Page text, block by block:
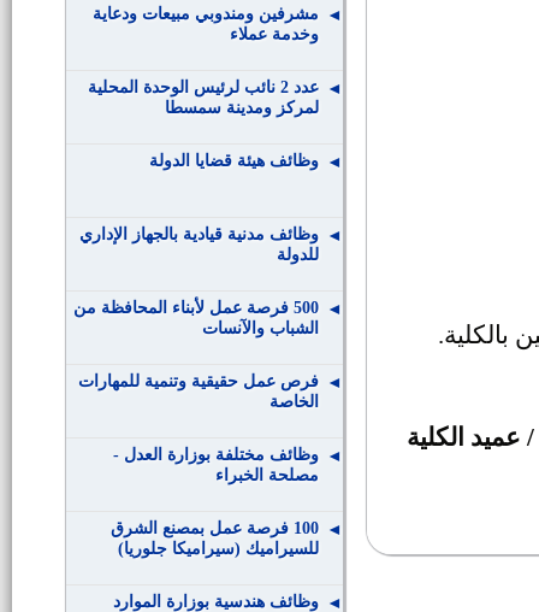
بالكلية.
عميد الكلية
مشرفين ومندوبي مبيعات ودعاية
وخدمة عملاء
عدد 2 نائب لرئيس الوحدة المحلية
لمركز ومدينة سمسطا
وظائف هيئة قضايا الدولة
وظائف مدنية قيادية بالجهاز الإداري
للدولة
500 فرصة عمل لأبناء المحافظة من
الشباب والآنسات
فرص عمل حقيقية وتنمية للمهارات
الخاصة
وظائف مختلفة بوزارة العدل -
مصلحة الخبراء
100 فرصة عمل بمصنع الشرق
للسيراميك (سيراميكا جلوريا)
وظائف هندسية بوزارة الموارد